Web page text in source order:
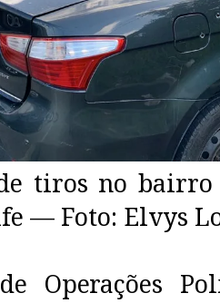
tiros no bairro
— Foto: Elvys
Operações